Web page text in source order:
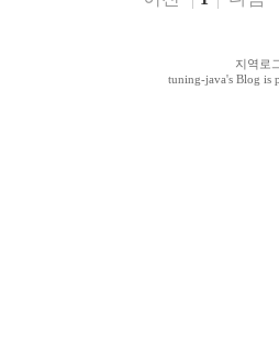
지역로
tuning-java's Blog is